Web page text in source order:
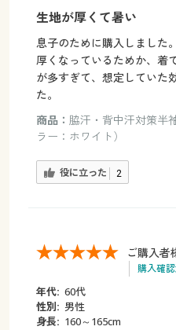
生地が厚くて暑い
息子のために購入しました
厚くなっているためか、着
が多すぎて、想定していた
た。
商品： 脇汗・背中汗対策半
ラー：ホワイト）
役に立った 2
ご購入者
購入確
年代: 60代
性別: 男性
身長: 160～165cm